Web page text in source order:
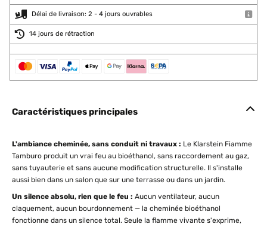
Délai de livraison: 2 - 4 jours ouvrables
14 jours de rétraction
Caractéristiques principales
L'ambiance cheminée, sans conduit ni travaux : Le Klarstein Fiamme
Tamburo produit un vrai feu au bioéthanol, sans raccordement au gaz,
sans tuyauterie et sans aucune modification structurelle. Il s'installe
aussi bien dans un salon que sur une terrasse ou dans un jardin.
Un silence absolu, rien que le feu : Aucun ventilateur, aucun
claquement, aucun bourdonnement — la cheminée bioéthanol
fonctionne dans un silence total. Seule la flamme vivante s'exprime,